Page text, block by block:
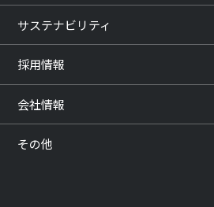
サステナビリティ
採用情報
会社情報
その他